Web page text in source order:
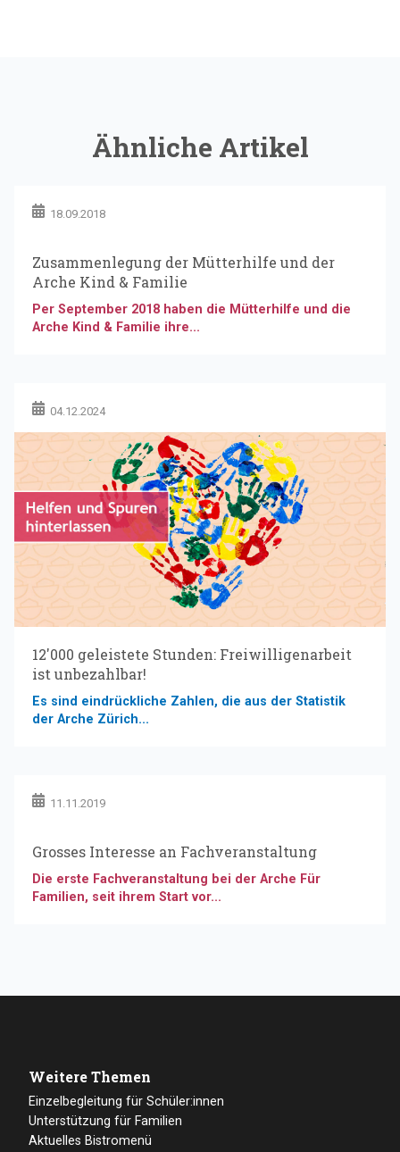
Ähnliche Artikel
18.09.2018
Zusammenlegung der Mütterhilfe und der
Arche Kind & Familie
Per September 2018 haben die Mütterhilfe und die
Arche Kind & Familie ihre...
04.12.2024
12'000 geleistete Stunden: Freiwilligenarbeit
ist unbezahlbar!
Es sind eindrückliche Zahlen, die aus der Statistik
der Arche Zürich...
11.11.2019
Grosses Interesse an Fachveranstaltung
Die erste Fachveranstaltung bei der Arche Für
Familien, seit ihrem Start vor...
Weitere Themen
Einzelbegleitung für Schüler:innen
Unterstützung für Familien
Aktuelles Bistromenü